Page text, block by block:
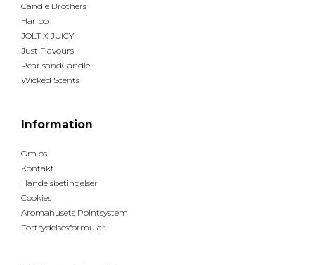
Candle Brothers
Haribo
JOLT X JUICY
Just Flavours
PearlsandCandle
Wicked Scents
Information
Om os
Kontakt
Handelsbetingelser
Cookies
Aromahusets Pointsystem
Fortrydelsesformular